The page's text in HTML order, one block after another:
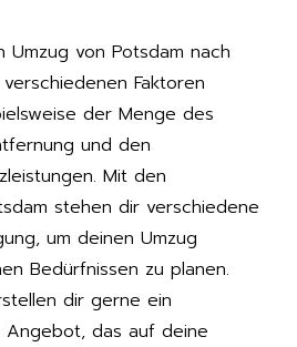
Umzug von Potsdam nach
Faktoren
der Menge des
und den
Mit den
stehen dir verschiedene
um deinen Umzug
Bedürfnissen zu planen.
dir gerne ein
das auf deine